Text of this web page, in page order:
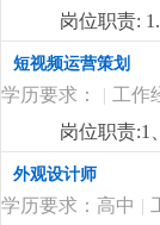
岗位职责:
片、焊接、
错贴、漏贴
备，显微镜
公司出粮
短视频运营策划
学历要求： | 工作
岗位职责:1
然流量。
曝光度和
向，善于
外观设计师
学历要求：高中 |